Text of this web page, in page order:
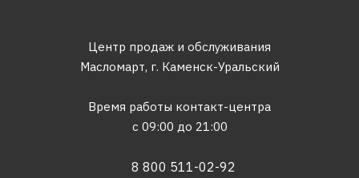
Центр продаж и обслуживания
Масломарт, г. Каменск-Уральский
Время работы контакт-центра
с 09:00 до 21:00
8 800 511-02-92